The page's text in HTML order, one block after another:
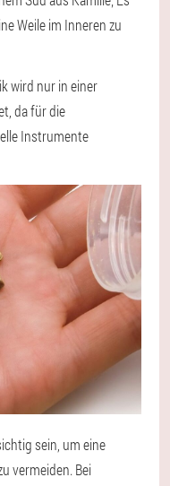
Weile im Inneren zu
wird nur in einer
da für die
Instrumente
sein, um eine
vermeiden. Bei